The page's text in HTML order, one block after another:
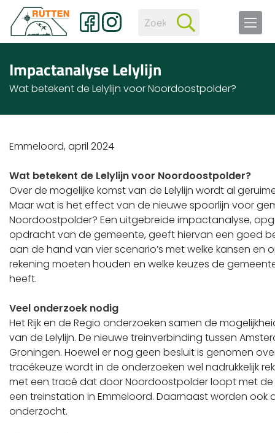
Impactanalyse Lelylijn
Wat betekent de Lelylijn voor Noordoostpolder?
Emmeloord, april 2024
Wat betekent de Lelylijn voor Noordoostpolder?
Over de mogelijke komst van de Lelylijn wordt al
Maar wat is het effect van de nieuwe spoorlijn voor
Noordoostpolder? Een uitgebreide impactanalyse,
opdracht van de gemeente, geeft hiervan een goed
aan de hand van vier scenario’s met welke kansen en
rekening moeten houden en welke keuzes de
heeft.
Veel onderzoek nodig
Het Rijk en de Regio onderzoeken samen de
van de Lelylijn. De nieuwe treinverbinding tussen
Groningen. Hoewel er nog geen besluit is genomen
tracékeuze wordt in de onderzoeken wel nadrukkelijk
met een tracé dat door Noordoostpolder loopt met de
een treinstation in Emmeloord. Daarnaast worden ook
onderzocht.